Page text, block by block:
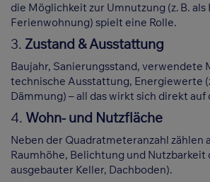
die Möglichkeit zur Umnutzung (z. B. als
Ferienwohnung) spielt eine Rolle.
3. Zustand & Ausstattung
Baujahr, Sanierungsstand, verwendete
technische Ausstattung, Energiewerte
Dämmung) – all das wirkt sich direkt auf
4. Wohn- und Nutzfläche
Neben der Quadratmeteranzahl zählen
Raumhöhe, Belichtung und Nutzbarkeit
ausgebauter Keller, Dachboden).